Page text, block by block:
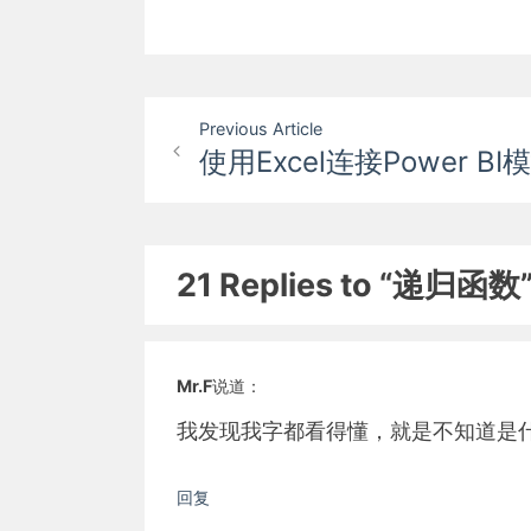
章
Previous Article
使用Excel连接Power BI
21 Replies to “递归函数”
Mr.F说道：
我发现我字都看得懂，就是不知道是
回复